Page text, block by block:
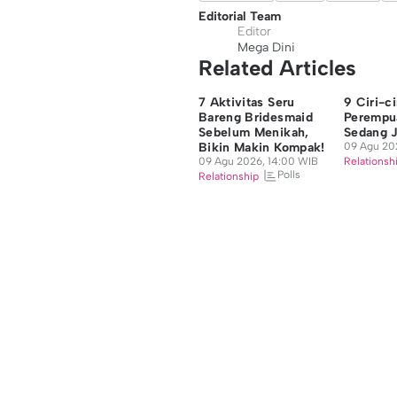
Editorial Team
Editor
Mega Dini
Related Articles
7 Aktivitas Seru
Bareng Bridesmaid
Sebelum Menikah,
Bikin Makin Kompak!
09 Agu 2026, 14:00 WIB
Relationship
Polls
9 Ciri-
Sedang
09 Agu